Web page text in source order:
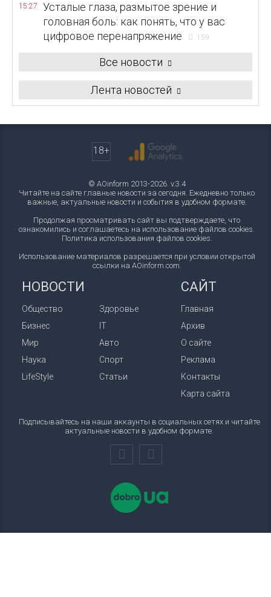
15:27
Усталые глаза, размытое зрение и
головная боль: как понять, что у вас
цифровое перенапряжение
159
Все новости
Лента новостей
18+
© AOinform 2013-2026. v.3.4
Читайте на сайте главные новости за сегодня. Ежедневно только
важные, актуальные новости и события в удобном формате.
Продолжая просматривать сайт вы подтверждаете, что
ознакомились и соглашаетесь на использование файлов cookies.
Политика использования файлов cookies.
Использование материалов разрешается при условии открытой
ссылки на AOinform.com.
НОВОСТИ
Общество
Бизнес
Мир
Наука
LifeStyle
Здоровье
IT
Авто
Спорт
Статьи
САЙТ
Главная
Архив
О сайте
Реклама
Контакты
Карта сайта
Подписывайтесь на наши аккаунты в социальных сетях и читайте
актуальные новости в удобном формате.